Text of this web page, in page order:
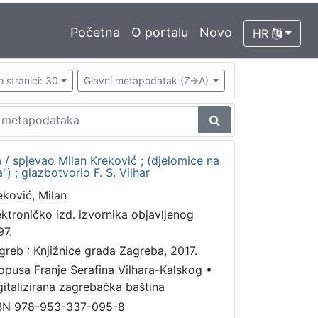
Početna O portalu Novo HR
stranici: 30 Glavni metapodatak (Z->A)
/ spjevao Milan Kreković ; (djelomice na
; glazbotvorio F. S. Vilhar
Milan
izd. izvornika objavljenog
: Knjižnice grada Zagreba, 2017.
Franje Serafina Vilhara-Kalskog •
zagrebačka baština
978-953-337-095-8